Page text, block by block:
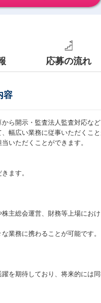
応募の流れ
容
ら開示・監査法人監査対応な
幅広い業務に従事いただくこ
いただくことができます。
ます。
主総会運営、財務等上場にお
業務に携わることが可能です。
を期待しており、将来的には